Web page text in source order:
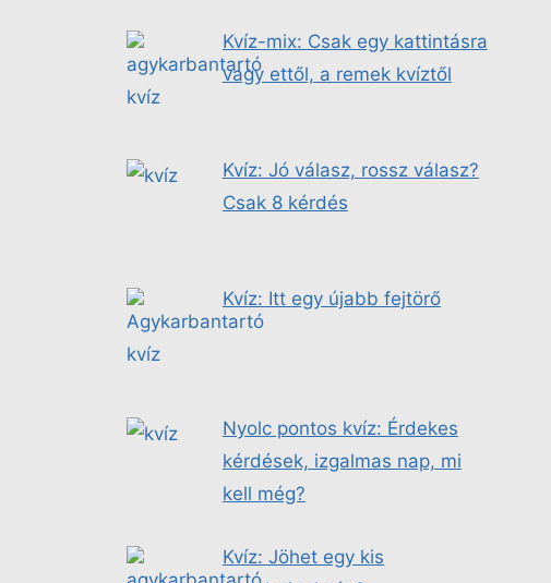
Kvíz-mix: Csak egy kattintásra
vagy ettől, a remek kvíztől
Kvíz: Jó válasz, rossz válasz?
Csak 8 kérdés
Kvíz: Itt egy újabb fejtörő
Nyolc pontos kvíz: Érdekes
kérdések, izgalmas nap, mi
kell még?
Kvíz: Jöhet egy kis